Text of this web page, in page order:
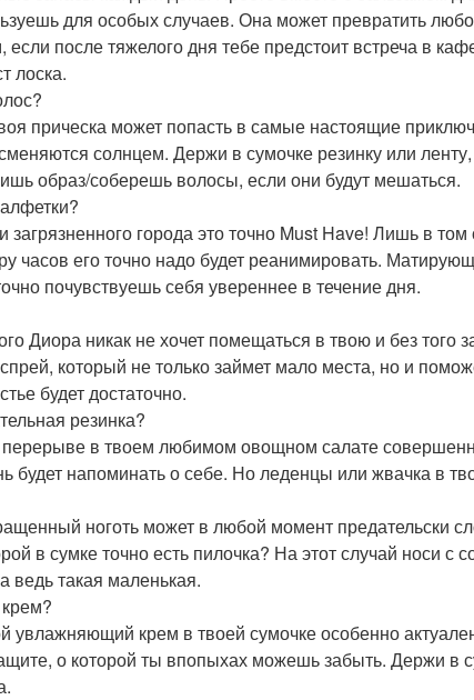
для особых случаев. Она может превратить
если после тяжелого дня тебе предстоит встреча в
лоска.
прическа может попасть в самые настоящие
солнцем. Держи в сумочке резинку или
образ/соберешь волосы, если они будут мешаться.
загрязненного города это точно Must Have! Лишь в
часов его точно надо будет реанимировать.
почувствуешь себя увереннее в течение дня.
Диора никак не хочет помещаться в твою и без того
который не только займет мало места, но и
будет достаточно.
резинка?
в твоем любимом овощном салате
будет напоминать о себе. Но леденцы или жвачка в
ноготь может в любой момент предательски
в сумке точно есть пилочка? На этот случай носи
ведь такая маленькая.
увлажняющий крем в твоей сумочке особенно
о которой ты впопыхах можешь забыть. Держи в